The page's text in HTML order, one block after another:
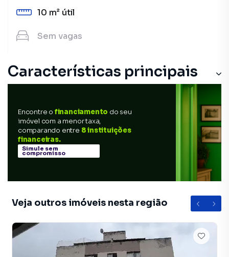
10 m² útil
Sem vagas
Características principais
Encontre o financiamento do seu
imóvel com a menor taxa,
comparando entre 8 instituições
financeiras.
Simule sem
compromisso
Veja outros imóveis nesta região